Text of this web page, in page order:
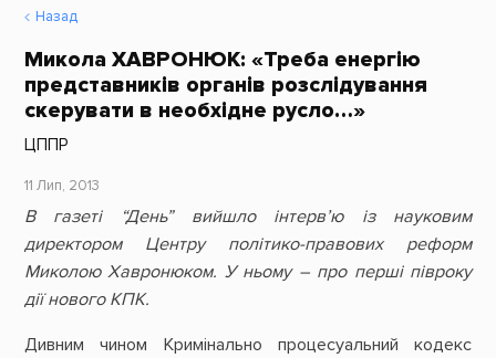
Назад
Микола ХАВРОНЮК: «Треба енергію
представників органів розслідування
скерувати в необхідне русло…»
ЦППР
11 Лип, 2013
В газеті “День” вийшло інтерв’ю із науковим
директором Центру політико-правових реформ
Миколою Хавронюком. У ньому – про перші півроку
дії нового КПК.
Дивним чином Кримінально процесуальний кодекс